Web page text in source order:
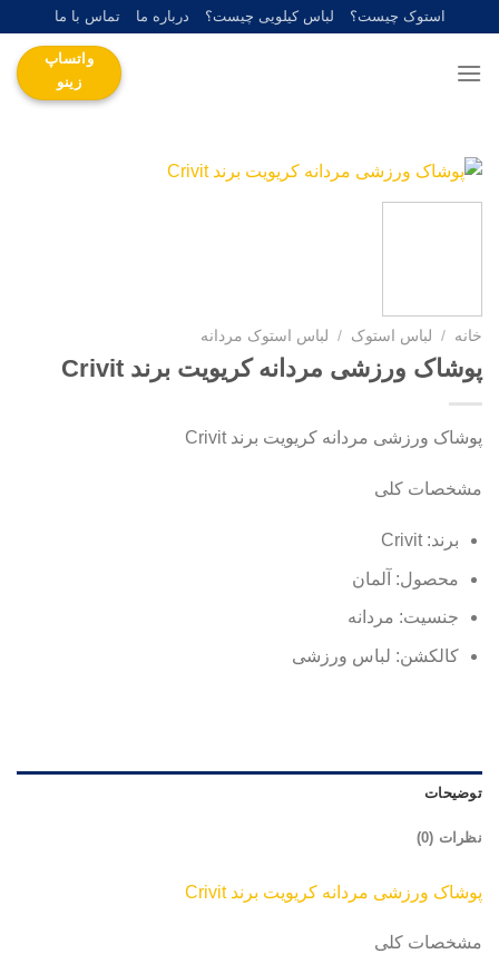
content
استوک چیست؟ لباس کیلویی چیست؟ درباره ما تماس با ما
واتساپ
زینو
خانه / لباس استوک / لباس استوک مردانه
پوشاک ورزشی مردانه کریویت برند Crivit
پوشاک ورزشی مردانه کریویت برند Crivit
مشخصات کلی
برند: Crivit
محصول: آلمان
جنسیت: مردانه
کالکشن: لباس ورزشی
توضیحات
نظرات (0)
پوشاک ورزشی مردانه کریویت برند Crivit
مشخصات کلی